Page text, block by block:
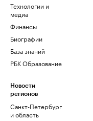
Технологии и
медиа
Финансы
Биографии
База знаний
РБК Образование
Новости
регионов
Санкт-Петербург
и область